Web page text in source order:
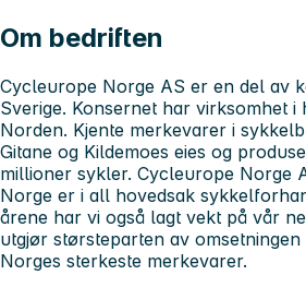
Om bedriften
Cycleurope Norge AS er en del av
Sverige. Konsernet har virksomhet
Norden. Kjente merkevarer i
Gitane og Kildemoes eies og
millioner sykler. Cycleurope Norge
Norge er i all hovedsak
årene har vi også lagt vekt på vår
utgjør størsteparten av
Norges sterkeste merkevarer.